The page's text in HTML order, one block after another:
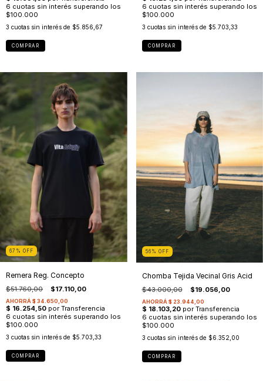
3 cuotas sin interés de $5.856,67
COMPRAR
3 cuotas sin interés de $5.703,33
COMPRAR
67 % OFF
Remera Reg. Concepto
$51.760,00 $17.110,00
3 cuotas sin interés de $5.703,33
COMPRAR
56 % OFF
Chomba Tejida Vecinal Gris Acid
$43.000,00 $19.056,00
3 cuotas sin interés de $6.352,00
COMPRAR